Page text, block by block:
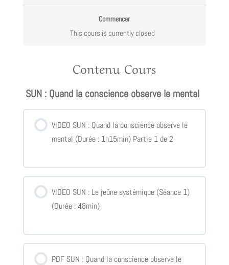
Commencer
This cours is currently closed
Contenu Cours
SUN : Quand la conscience observe le mental
VIDEO SUN : Quand la conscience observe le
mental (Durée : 1h15min) Partie 1 de 2
VIDEO SUN : Le jeûne systémique (Séance 1)
(Durée : 48min)
PDF SUN : Quand la conscience observe le